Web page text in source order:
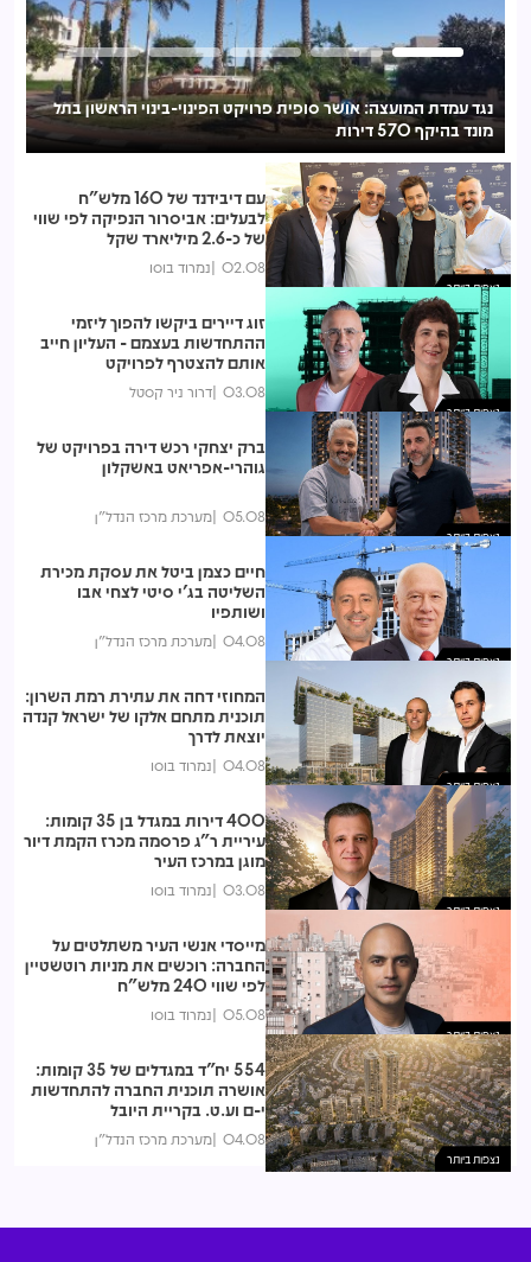
נגד עמדת המועצה: אושר סופית פרויקט הפינוי-בינוי הראשון בתל
מונד בהיקף 570 דירות
נצפות ביותר
עם דיבידנד של 160 מלש"ח
לבעלים: אביסרור הנפיקה לפי שווי
של כ-2.6 מיליארד שקל
02.08 נמרוד בוסו
נצפות ביותר
זוג דיירים ביקשו להפוך ליזמי
ההתחדשות בעצמם - העליון חייב
אותם להצטרף לפרויקט
03.08 דרור ניר קסטל
נצפות ביותר
ברק יצחקי רכש דירה בפרויקט של
גוהרי-אפריאט באשקלון
05.08 מערכת מרכז הנדל"ן
נצפות ביותר
חיים כצמן ביטל את עסקת מכירת
השליטה בג'י סיטי לצחי אבו
ושותפיו
04.08 מערכת מרכז הנדל"ן
נצפות ביותר
המחוזי דחה את עתירת רמת השרון:
תוכנית מתחם אלקו של ישראל קנדה
יוצאת לדרך
04.08 נמרוד בוסו
נצפות ביותר
400 דירות במגדל בן 35 קומות:
עיריית ר"ג פרסמה מכרז הקמת דיור
מוגן במרכז העיר
03.08 נמרוד בוסו
נצפות ביותר
מייסדי אנשי העיר משתלטים על
החברה: רוכשים את מניות רוטשטיין
לפי שווי 240 מלש"ח
05.08 נמרוד בוסו
נצפות ביותר
554 יח"ד במגדלים של 35 קומות:
אושרה תוכנית החברה להתחדשות
י-ם וע.ט. בקריית היובל
04.08 מערכת מרכז הנדל"ן